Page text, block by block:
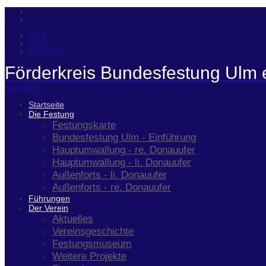
Login
Suche
Impressum
Förderkreis Bundesfestung Ulm
Navigation
Startseite
Die Festung
Festungskarte
Bundesfestung Ulm - Einführung
Hauptumwallung - re. Donauufer
Hauptumwallung - li. Donauufer
Außenforts - li. Donauufer
Außenforts - re. Donauufer
Führungen
Der Verein
Aktuelles
Vereinsgeschichte
Festungsmuseum
Weitere Projekte